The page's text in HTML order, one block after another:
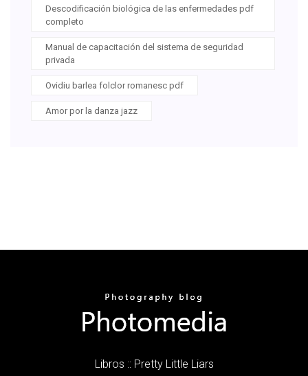
Descodificación biológica de las enfermedades pdf
completo
Manual de capacitación del sistema de seguridad
privada
Ovidiu barlea folclor romanesc pdf
Amor por la danza jazz
Libros :: Pretty Little Liars